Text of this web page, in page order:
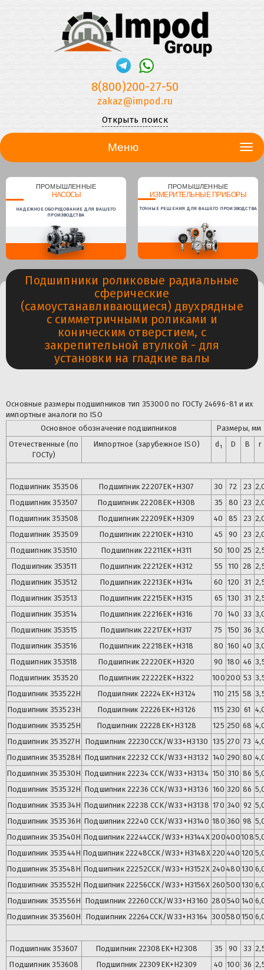
8(800)200-27-50
zakaz@impod.ru
Открыть поиск
Меню
ПРОМЫШЛЕННЫЕ
НАСОСЫ
НАДЕЖНОЕ ОБОРУДОВАНИЕ ДЛЯ ВАШЕГО
ПРОИЗВОДСТВА
ПРОМЫШЛЕННЫЕ
ИЗМЕРИТЕЛЬНЫЕ ПРИБОРЫ
ТОЧНЫЕ РЕШЕНИЯ ДЛЯ ВАШЕГО ПРОИЗВОДСТВА
Подшипники роликовые радиальные
сферические
(самоустанавливающиеся) двухрядные
с симметричными роликами и
коническим отверстием, с
закрепительной втулкой - для
установки на гладкие валы
Основные размеры подшипников тип 353000 по ГОСТу 24696-81 и их
импортные аналоги по ISO
Основное обозначение подшипников
Размеры, мм
Отечественные (по
ГОСТу)
Импортное (зарубежное ISO) d1 D B r
Подшипник 353506 Подшипник22207EK+H307 30 72 23
Подшипник353507 Подшипник22208EK+H308 35 80 23
Подшипник353508 Подшипник22209EK+H309 40 85 23
Подшипник 353509 Подшипник22210EK+H310 45 90 23
Подшипник353510 Подшипник22211EK+H311 50 100 25
Подшипник 353511 Подшипник22212EK+H312 55 110 28
Подшипник 353512 Подшипник22213EK+H314 60 120 31
Подшипник 353513 Подшипник22215EK+H315 65 130 31
Подшипник 353514 Подшипник22216EK+H316 70 140 33
Подшипник 353515 Подшипник22217EK+H317 75 150 36
Подшипник 353516 Подшипник22218EK+H318 80 160 40
Подшипник353518 Подшипник22220EK+H320 90 180 46
Подшипник 353520 Подшипник22222EK+H322 100 200 53
Подшипник 353522Н Подшипник 22224EK+H3124 110 215 58
Подшипник 353523Н Подшипник 22226EK+H3126 115 230 61
Подшипник 353525Н Подшипник 22228EK+H3128 125 250 68
Подшипник353527Н Подшипник 22230CCK/W33+H3130 135 270 73
Подшипник353528Н Подшипник22232 CCK/W33+H3132 140 290 80
Подшипник353530Н Подшипник22234 CCK/W33+H3134 150 310 86
Подшипник 353532Н Подшипник22236 CCK/W33+H3136 160 320 86
Подшипник 353534Н Подшипник22238 CCK/W33+H3138 170 340 92
Подшипник 353536Н Подшипник22240 CCK/W33+H3140 180 360 98
Подшипник353540Н Подшипник22244CCK/W33+H3144X 200400108
Подшипник 353544Н Подшипник22248CCK/W33+H3148X 220 440 120
Подшипник353548Н Подшипник22252CCK/W33+H3152X 240 480 130
Подшипник 353552Н Подшипник22256CCK/W33+H3156X 260 500 130
Подшипник 353556Н Подшипник 22260CCK/W33+H3160 280 540 140
Подшипник353560Н Подшипник 22264CCK/W33+H3164 300580 150
Подшипник353607 Подшипник 22308EK+H2308 35 90 33
Подшипник353608 Подшипник 22309EK+H2309 40 100 36